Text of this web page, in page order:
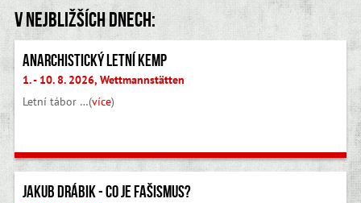
V nejbližších dnech:
Anarchistický letní kemp
1. - 10. 8. 2026, Wettmannstätten
Letní tábor …(více)
Jakub Drábik - Co je fašismus?